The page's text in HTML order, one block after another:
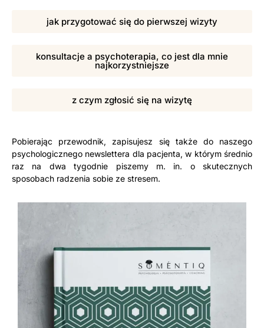
jak przygotować się do pierwszej wizyty
konsultacje a psychoterapia, co jest dla mnie
najkorzystniejsze
z czym zgłosić się na wizytę
Pobierając przewodnik, zapisujesz się także do naszego
psychologicznego newslettera dla pacjenta, w którym średnio
raz na dwa tygodnie piszemy m. in. o skutecznych
sposobach radzenia sobie ze stresem.